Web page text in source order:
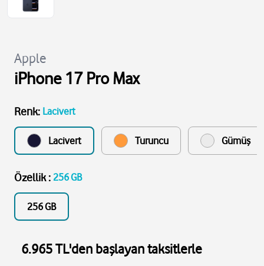
Apple
iPhone 17 Pro Max
Renk: Lacivert
Lacivert Turuncu Gümüş
Özellik: 256 GB
256 GB
6.965 TL'den başlayan taksitlerle